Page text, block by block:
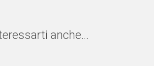
anche...